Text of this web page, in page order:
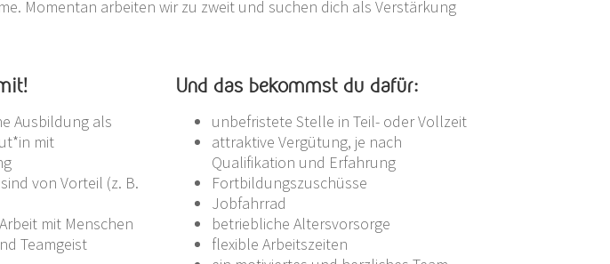
Momentan arbeiten wir zu zweit und suchen dich als Verstärkung
Ausbildung als
mit
von Vorteil (z. B.
mit Menschen
Teamgeist
Und das bekommst du dafür:
unbefristete Stelle in Teil- oder Vollzeit
attraktive Vergütung, je nach
Qualifikation und Erfahrung
Fortbildungszuschüsse
Jobfahrrad
betriebliche Altersvorsorge
flexible Arbeitszeiten